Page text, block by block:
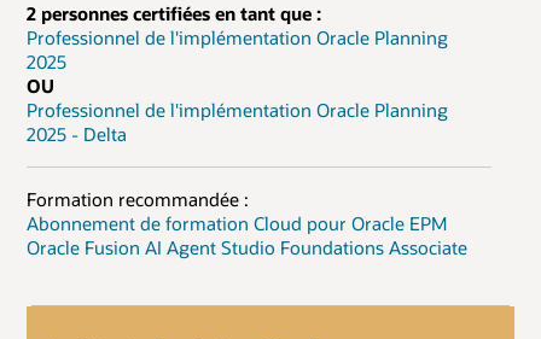
2 personnes certifiées en tant que :
Professionnel de l'implémentation Oracle Planning
2025
OU
Professionnel de l'implémentation Oracle Planning
2025 - Delta
Formation recommandée :
Abonnement de formation Cloud pour Oracle EPM
Oracle Fusion AI Agent Studio Foundations Associate